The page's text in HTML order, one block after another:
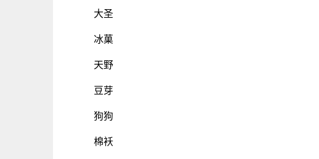
大圣
冰菓
天野
豆芽
狗狗
棉袄